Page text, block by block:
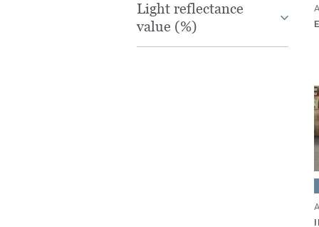
Light reflectance
value (%)